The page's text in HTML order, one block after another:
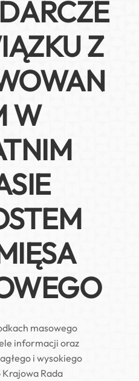
Z
W
masowego
informacji oraz
i wysokiego
Rada